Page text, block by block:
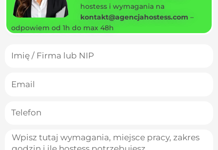
hostess i wymagania na
kontakt@agencjahostess.com –
odpowiem od 1h do max 48h